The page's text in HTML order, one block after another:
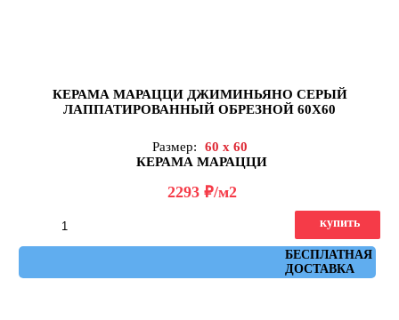
КЕРАМА МАРАЦЦИ ДЖИМИНЬЯНО СЕРЫЙ
ЛАППАТИРОВАННЫЙ ОБРЕЗНОЙ 60Х60
Размер:
60 x 60
КЕРАМА МАРАЦЦИ
2293 д/м2
БЕСПЛАТНАЯ
ДОСТАВКА
купить